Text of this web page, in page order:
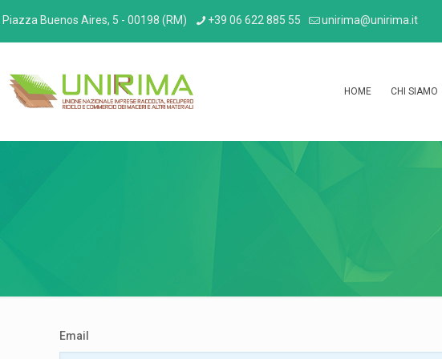
Piazza Buenos Aires, 5 - 00198 (RM) +39 06 622 885 55 unirima@unirima.it
HOME CHI SIAMO
Email